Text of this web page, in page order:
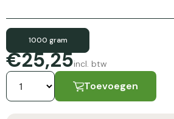
1000 gram
€25,25incl. btw
Toevoegen